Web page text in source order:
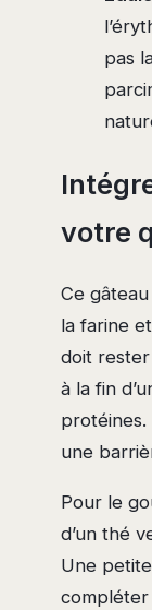
pas
votre
Ce
la farine
doit
à la fin
protéines.
une
Pour le
d’un thé
Une
compléter